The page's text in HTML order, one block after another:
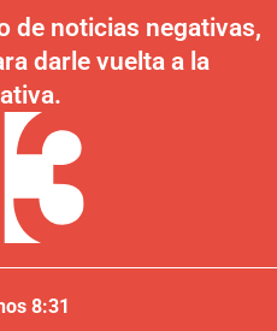
de noticias negativas,
darle vuelta a la
8:31